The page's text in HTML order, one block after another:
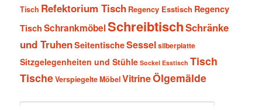
Tisch Refektorium Tisch Regency Esstisch Regency
Tisch SchrankmöbelSchreibtischSchränke
und TruhenSeitentischeSesselsilberplatte
Sitzgelegenheiten und Stühle Sockel Esstisch Tisch
TischeVerspiegelte MöbelVitrineÖlgemälde